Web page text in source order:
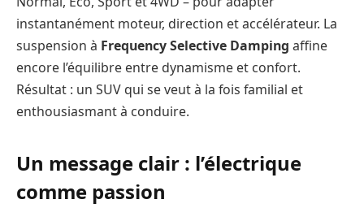
instantanément moteur, direction et accélérateur. La
suspension à Frequency Selective Damping affine
encore l’équilibre entre dynamisme et confort.
Résultat : un SUV qui se veut à la fois familial et
enthousiasmant à conduire.
Un message clair : l’électrique
comme passion